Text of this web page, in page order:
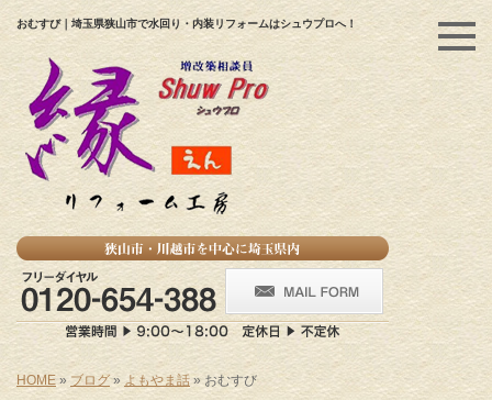
おむすび｜埼玉県狭山市で水回り・内装リフォームはシュウプロへ！
HOME » ブログ» よもやま話 » おむすび